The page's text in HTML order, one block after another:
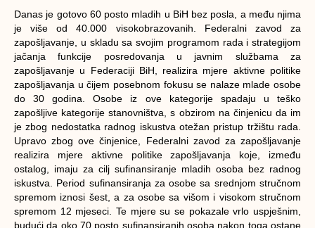
Danas je gotovo 60 posto mladih u BiH bez posla, a među njima
je više od 40.000 visokobrazovanih. Federalni zavod za
zapošljavanje, u skladu sa svojim programom rada i strategijom
jačanja funkcije posredovanja u javnim službama za
zapošljavanje u Federaciji BiH, realizira mjere aktivne politike
zapošljavanja u čijem posebnom fokusu se nalaze mlade osobe
do 30 godina. Osobe iz ove kategorije spadaju u teško
zapošljive kategorije stanovništva, s obzirom na činjenicu da im
je zbog nedostatka radnog iskustva otežan pristup tržištu rada.
Upravo zbog ove činjenice, Federalni zavod za zapošljavanje
realizira mjere aktivne politike zapošljavanja koje, između
ostalog, imaju za cilj sufinansiranje mladih osoba bez radnog
iskustva. Period sufinansiranja za osobe sa srednjom stručnom
spremom iznosi šest, a za osobe sa višom i visokom stručnom
spremom 12 mjeseci. Te mjere su se pokazale vrlo uspješnim,
budući da oko 70 posto sufinansiranih osoba nakon toga ostane